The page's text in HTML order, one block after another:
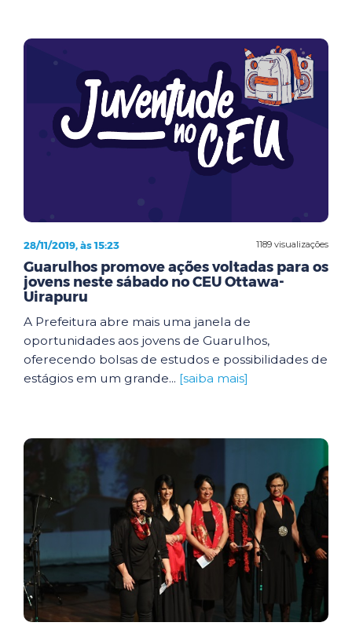
1189 visualizações
28/11/2019, às 15:23
Guarulhos promove ações voltadas para os
jovens neste sábado no CEU Ottawa-
Uirapuru
A Prefeitura abre mais uma janela de
oportunidades aos jovens de Guarulhos,
oferecendo bolsas de estudos e possibilidades de
estágios em um grande... [saiba mais]